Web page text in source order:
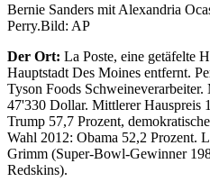
Bernie Sanders mit Alexandria
Perry.Bild: AP
Der Ort: La Poste, eine getäfelte
Hauptstadt Des Moines entfernt.
Tyson Foods
47'330 Dollar. Mittlerer Hauspreis
Trump 57,7 Prozent,
Wahl 2012: Obama 52,2 Prozent.
Grimm (Super-Bowl-Gewinner
Redskins).